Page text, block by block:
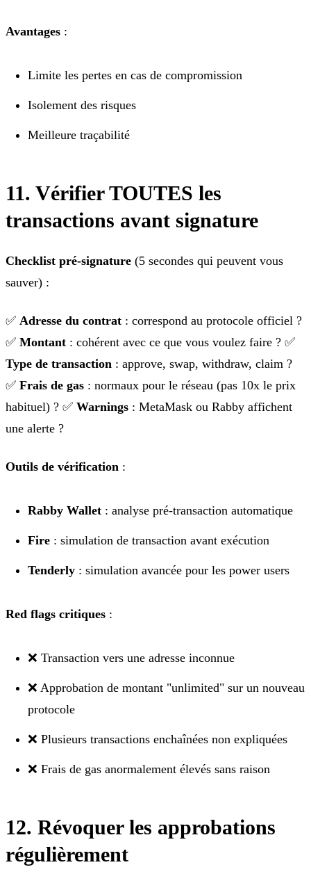
Avantages :
Limite les pertes en cas de compromission
Isolement des risques
Meilleure traçabilité
11. Vérifier TOUTES les
transactions avant signature
Checklist pré-signature (5 secondes qui peuvent vous
sauver) :
✅ Adresse du contrat : correspond au protocole officiel ?
✅ Montant : cohérent avec ce que vous voulez faire ? ✅
Type de transaction : approve, swap, withdraw, claim ?
✅ Frais de gas : normaux pour le réseau (pas 10x le prix
habituel) ? ✅ Warnings : MetaMask ou Rabby affichent
une alerte ?
Outils de vérification :
Rabby Wallet : analyse pré-transaction automatique
Fire : simulation de transaction avant exécution
Tenderly : simulation avancée pour les power users
Red flags critiques :
❌ Transaction vers une adresse inconnue
❌ Approbation de montant "unlimited" sur un nouveau
protocole
❌ Plusieurs transactions enchaînées non expliquées
❌ Frais de gas anormalement élevés sans raison
12. Révoquer les approbations
régulièrement